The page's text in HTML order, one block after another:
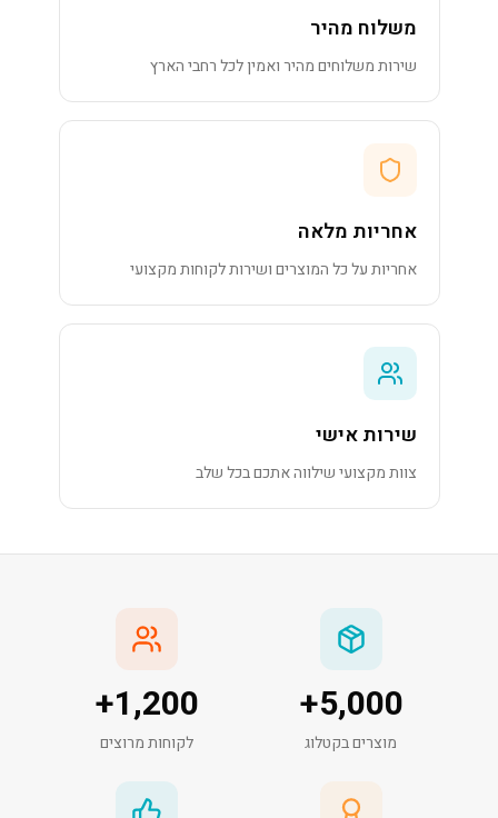
משלוח מהיר
שירות משלוחים מהיר ואמין לכל רחבי הארץ
אחריות מלאה
אחריות על כל המוצרים ושירות לקוחות מקצועי
שירות אישי
צוות מקצועי שילווה אתכם בכל שלב
5,000
+
מוצרים בקטלוג
1,200
+
לקוחות מרוצים